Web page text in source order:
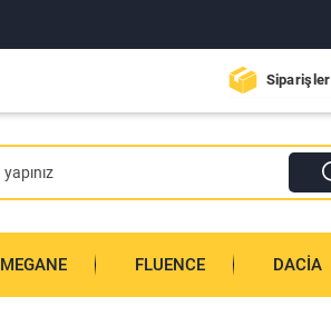
MEGANE FLUENCE DACIA